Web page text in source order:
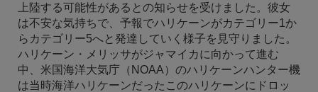
上陸する可能性があるとの知らせを受けました。彼女
は不安な気持ちで、予報でハリケーンがカテゴリー1か
らカテゴリー5へと発達していく様子を見守りました。
ハリケーン・メリッサがジャマイカに向かって進む
中、米国海洋大気庁（NOAA）のハリケーンハンター機
は当時海洋ハリケーンだったこのハリケーンにドロッ